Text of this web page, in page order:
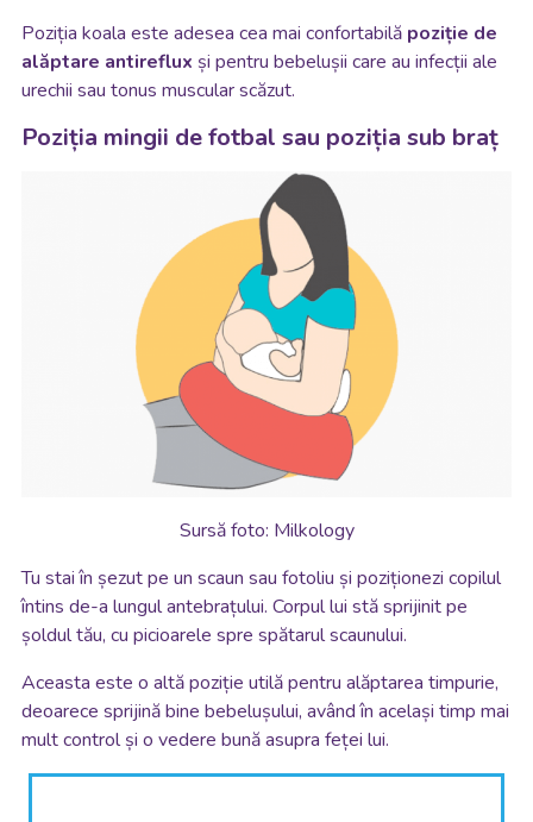
Poziția koala este adesea cea mai confortabilă poziție de
alăptare antireflux și pentru bebelușii care au infecții ale
urechii sau tonus muscular scăzut.
Poziția mingii de fotbal sau poziția sub braț
Sursă foto: Milkology
Tu stai în șezut pe un scaun sau fotoliu și poziționezi copilul
întins de-a lungul antebrațului. Corpul lui stă sprijinit pe
șoldul tău, cu picioarele spre spătarul scaunului.
Aceasta este o altă poziție utilă pentru alăptarea timpurie,
deoarece sprijină bine bebelușului, având în același timp mai
mult control și o vedere bună asupra feței lui.